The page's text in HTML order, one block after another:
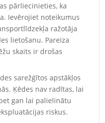
pārliecinieties, ka
Ievērojiet noteikumus
ražotāja
lietošanu. Pareiza
skaits ir drošas
sarežģītos apstākļos
Ķēdes nav radītas, lai
gan lai palielinātu
riskus.